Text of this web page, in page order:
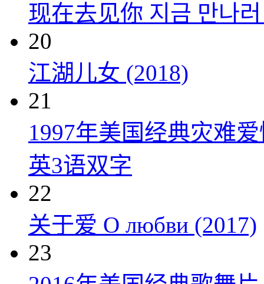
现在去见你 지금 만나
20
江湖儿女 (2018)
21
1997年美国经典灾难
英3语双字
22
关于爱 О любви (2017)
23